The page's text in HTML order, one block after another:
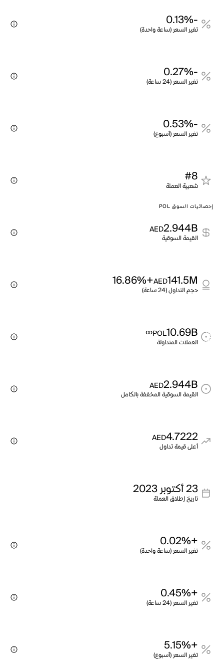
-0.13%
تغير السعر (ساعة واحدة)
-0.27%
تغير السعر (24 ساعة)
-0.53%
تغير السعر (أسبوع)
#8
شعبية العملة
إحصائيات السوق POL
2.944B
AED
القيمة السوقية
141.5M
AED
+16.86%
حجم التداول (24 ساعة)
10.69B
POL
∞
العملات المتداولة
2.944B
AED
القيمة السوقية المخففة بالكامل
4.7222
AED
أعلى قيمة تداول
23 أكتوبر 2023
تاريخ إطلاق العملة
+0.02%
تغير السعر (ساعة واحدة)
+0.45%
تغير السعر (24 ساعة)
+5.15%
تغير السعر (أسبوع)